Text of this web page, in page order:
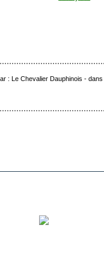
: Le Chevalier Dauphinois -dans